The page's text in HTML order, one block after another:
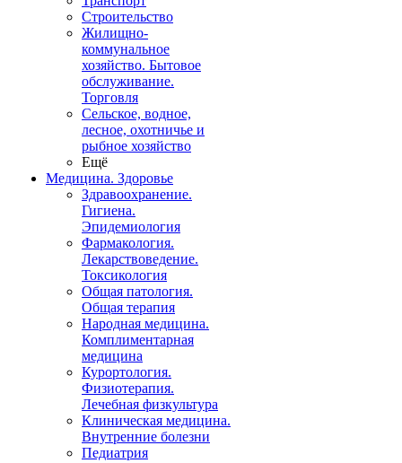
Строительство
Жилищно-
коммунальное
хозяйство. Бытовое
обслуживание.
Торговля
Сельское, водное,
лесное, охотничье и
рыбное хозяйство
Ещё
Медицина. Здоровье
Здравоохранение.
Гигиена.
Эпидемиология
Фармакология.
Лекарствоведение.
Токсикология
Общая патология.
Общая терапия
Народная медицина.
Комплиментарная
медицина
Курортология.
Физиотерапия.
Лечебная физкультура
Клиническая медицина.
Внутренние болезни
Педиатрия